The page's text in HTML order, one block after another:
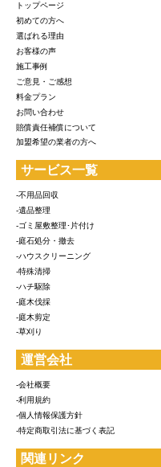
トップページ
初めての方へ
選ばれる理由
お客様の声
施工事例
ご意見・ご感想
料金プラン
お問い合わせ
賠償責任補償について
加盟希望の業者の方へ
サービス一覧
-不用品回収
-遺品整理
-ゴミ屋敷整理･片付け
-庭石処分・撤去
-ハウスクリーニング
-特殊清掃
-ハチ駆除
-庭木伐採
-庭木剪定
-草刈り
運営会社
-会社概要
-利用規約
-個人情報保護方針
-特定商取引法に基づく表記
関連リンク